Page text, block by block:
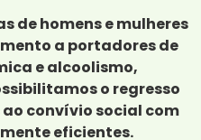
de homens e mulheres
a portadores de
e alcoolismo,
o regresso
convívio social com
eficientes.